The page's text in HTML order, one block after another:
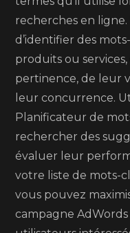
recherches en
d’identifier des
produits ou
pertinence, de leur
leur concurrence.
Planificateur de
rechercher des
évaluer leur
votre liste de mots-
vous pouvez
campagne